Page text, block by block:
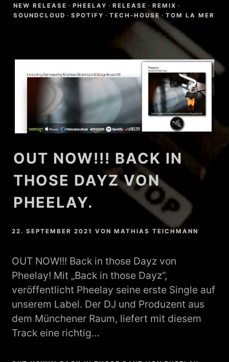
NEW RELEASE · PHEELAY · RELEASE · REMIX ·
SOUNDCLOUD · SPOTIFY · TECH-HOUSE · TOM LA MER
OUT NOW!!! BACK IN
THOSE DAYZ VON
PHEELAY.
22. SEPTEMBER 2021 VONMATHIAS TEICHMANN
OUT NOW!!! Back in those Dayz von
Pheelay! Mit „Back in those Dayz“,
veröffentlicht Pheelay seine erste Single auf
unserem Label. Der DJ und Produzent aus
dem Münchener Raum, liefert mit diesem
Track eine richtig…